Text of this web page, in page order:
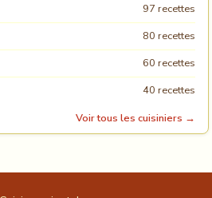
97 recettes
80 recettes
60 recettes
40 recettes
Voir tous les cuisiniers →